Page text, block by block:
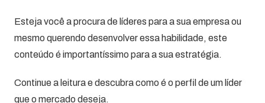
Esteja você a procura de líderes para a sua empresa ou
mesmo querendo desenvolver essa habilidade, este
conteúdo é importantíssimo para a sua estratégia.
Continue a leitura e descubra como é o perfil de um líder
que o mercado deseja.